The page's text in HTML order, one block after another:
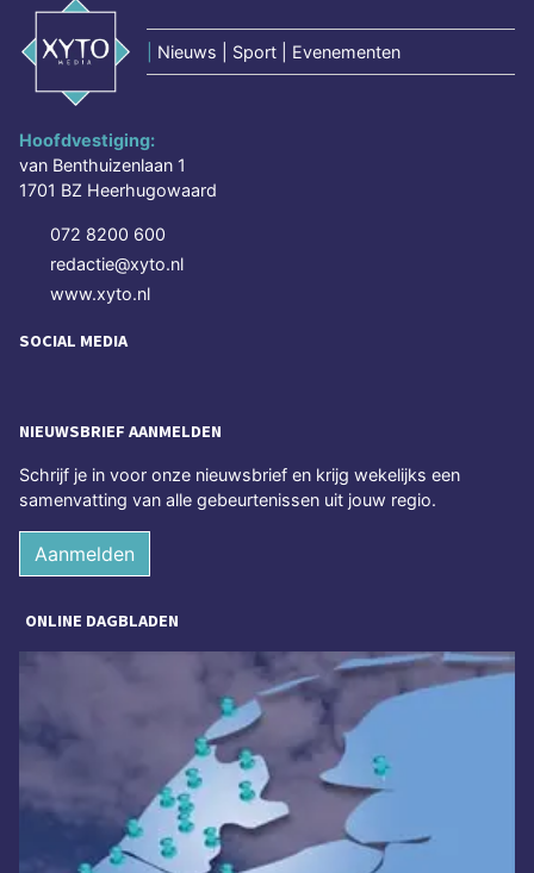
Nieuws | Sport | Evenementen
Hoofdvestiging:
van Benthuizenlaan 1
1701 BZ Heerhugowaard
072 8200 600
redactie@xyto.nl
www.xyto.nl
SOCIAL MEDIA
NIEUWSBRIEF AANMELDEN
Schrijf je in voor onze nieuwsbrief en krijg wekelijks een
samenvatting van alle gebeurtenissen uit jouw regio.
Aanmelden
ONLINE DAGBLADEN